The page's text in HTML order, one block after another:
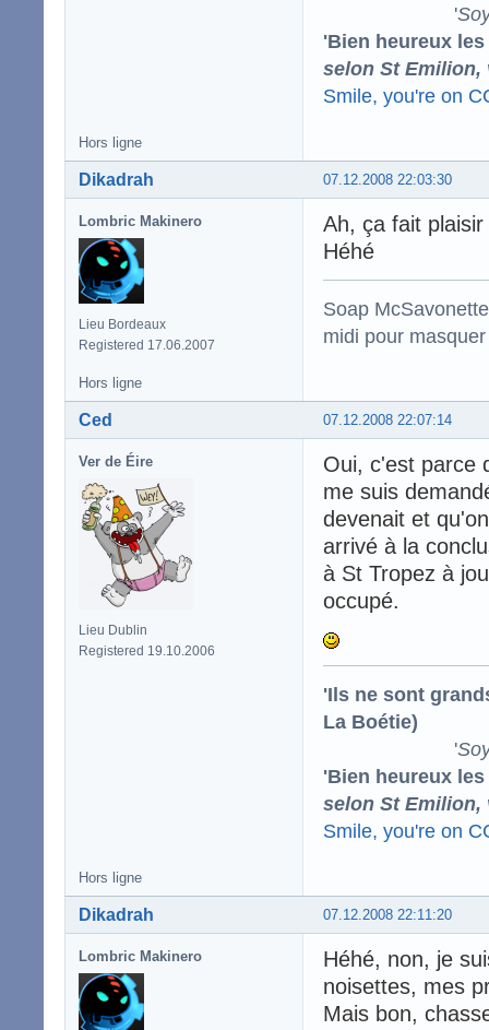
'
'Bien heureux
selon St Emilion,
Smile, you're on
Hors ligne
07.12.2008 22:03:30
Dikadrah
Lombric Makinero
Lieu Bordeaux
Registered 17.06.2007
Ah, ça fait
Héhé
Soap
midi pour
Hors ligne
07.12.2008 22:07:14
Ced
Ver de Éire
Lieu Dublin
Registered 19.10.2006
Oui, c'est parce
me suis
devenait et
arrivé à la
à St Tropez à
occupé.
'Ils ne sont
La Boétie)
'
'Bien heureux
selon St Emilion,
Smile, you're on
Hors ligne
07.12.2008 22:11:20
Dikadrah
Lombric Makinero
Héhé, non, je
noisettes, mes
Mais bon,